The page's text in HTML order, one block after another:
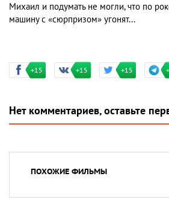
Михаил и подумать не могли, что по
машину с «сюрпризом» угонят...
+15 +15 +15
Нет комментариев, оставьте
ПОХОЖИЕ ФИЛЬМЫ